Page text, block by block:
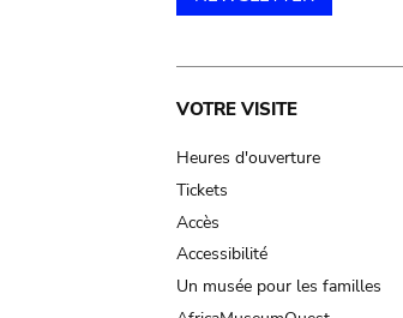
Main
navigation
VOTRE VISITE
Heures d'ouverture
Tickets
Accès
Accessibilité
Un musée pour les familles